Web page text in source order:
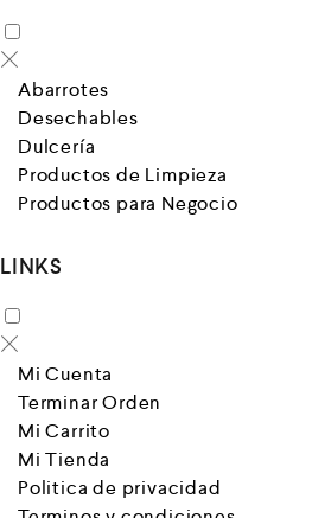
Abarrotes
Desechables
Dulcería
Productos de Limpieza
Productos para Negocio
LINKS
Mi Cuenta
Terminar Orden
Mi Carrito
Mi Tienda
Politica de privacidad